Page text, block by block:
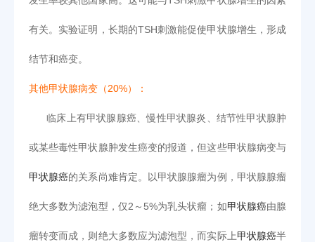
有关。实验证明，长期的TSH刺激能促使甲状腺增生，形成
结节和癌变。
其他甲状腺病变（20%）：
临床上有甲状腺腺癌、慢性甲状腺炎、结节性甲状腺肿
或某些毒性甲状腺肿发生癌变的报道，但这些甲状腺病变与
甲状腺癌的关系尚难肯定。以甲状腺腺瘤为例，甲状腺腺瘤
绝大多数为滤泡型，仅2～5%为乳头状瘤；如甲状腺癌由腺
瘤转变而成，则绝大多数应为滤泡型，而实际上甲状腺癌半